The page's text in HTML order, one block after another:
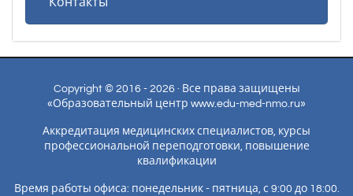
Copyright © 2016 - 2026 · Все права защищены
«Образовательный центр www.edu-med-nmo.ru»
Аккредитация медицинских специалистов, курсы
профессиональной переподготовки, повышение
квалификации
Время работы офиса: понедельник - пятница, с 9:00 до 18:00.